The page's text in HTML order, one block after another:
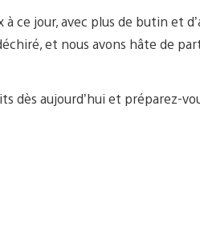
ce jour, avec plus de butin et
et nous avons hâte de
dès aujourd’hui et préparez-